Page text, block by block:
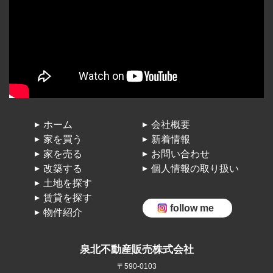
泉北不動産販売株式会社
〒590-0103
ホーム
家を買う
家を売る
改築する
土地を探す
賃貸を探す
物件紹介
会社概要
新着情報
お問い合わせ
個人情報の取り扱い
follow me